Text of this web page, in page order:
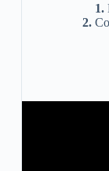
1.
2.